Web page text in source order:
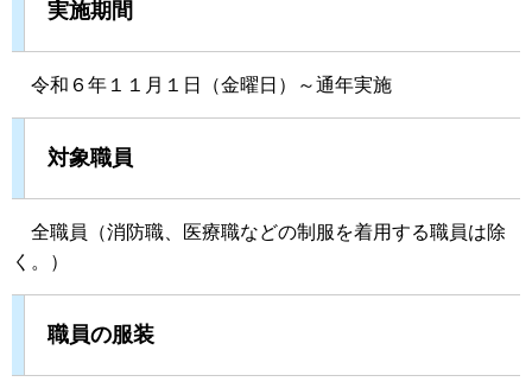
実施期間
令和６年１１月１日（金曜日）～通年実施
対象職員
全職員（消防職、医療職などの制服を着用する職員は除
く。）
職員の服装